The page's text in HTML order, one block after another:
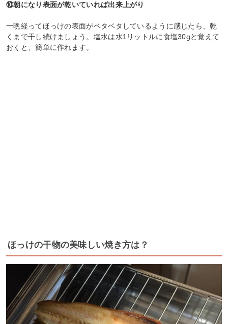
⑩朝になり表面が乾いていれば出来上がり
一晩経ってほっけの表面がベタベタしているように感じたら、乾
くまで干し続けましょう。塩水は水1リットルに食塩30gと覚えて
おくと、簡単に作れます。
ほっけの干物の美味しい焼き方は？